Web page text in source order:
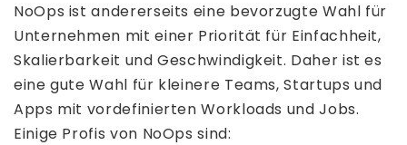
NoOps ist andererseits eine bevorzugte Wahl für
Unternehmen mit einer Priorität für Einfachheit,
Skalierbarkeit und Geschwindigkeit. Daher ist es
eine gute Wahl für kleinere Teams, Startups und
Apps mit vordefinierten Workloads und Jobs.
Einige Profis von NoOps sind: